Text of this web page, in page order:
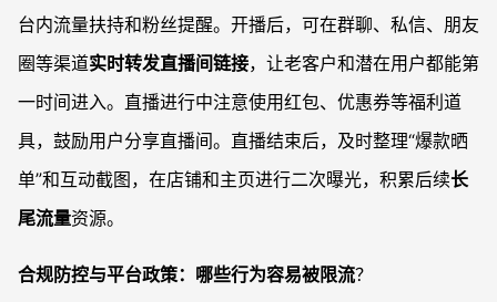
台内流量扶持和粉丝提醒。开播后，可在群聊、私信、朋友
圈等渠道实时转发直播间链接，让老客户和潜在用户都能第
一时间进入。直播进行中注意使用红包、优惠券等福利道
具，鼓励用户分享直播间。直播结束后，及时整理“爆款晒
单”和互动截图，在店铺和主页进行二次曝光，积累后续长
尾流量资源。
合规防控与平台政策：哪些行为容易被限流？